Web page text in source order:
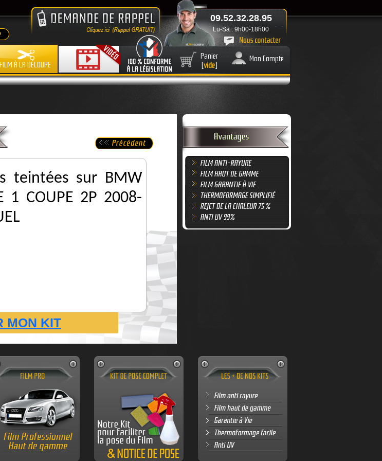
Lu-Sa : 9h00-18h00
09.52.32.28.95
FILM À LA DÉCOUPE
Panier
[vide]
Mon Compte
teintées sur BMW
1 COUPE 2P 2008-
MON KIT